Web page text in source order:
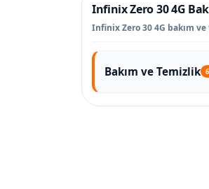
Infinix Zero 30 4G
Infinix Zero 30 4G bakım
Bakım ve Temizlik